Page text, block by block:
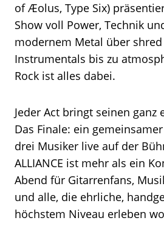
of Æolus, Type Six)
Show voll Power, Technik
modernem Metal über
Instrumentals bis zu
Rock ist alles dabei.
Jeder Act bringt seinen ganz
Das Finale: ein
drei Musiker live auf der
ALLIANCE ist mehr als ein
Abend für Gitarrenfans,
und alle, die ehrliche,
höchstem Niveau erleben